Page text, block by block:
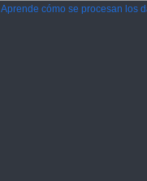
Aprende cómo se procesan los